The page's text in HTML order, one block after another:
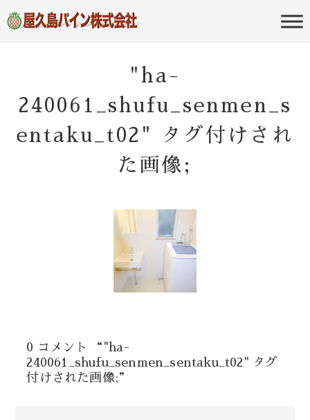
屋久島パイン
株式会社
のポータルサイト
"ha-
240061_shufu_senmen_s
entaku_t02" タグ付けされ
た画像;
0 コメント “"ha-
240061_shufu_senmen_sentaku_t02" タグ
付けされた画像;”